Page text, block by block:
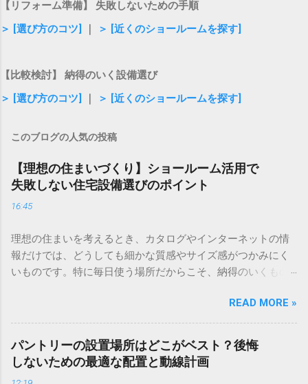
【リフォーム準備】 失敗しないための手順
＞ [選び方のコツ]
＞ [近くのショールームを探す]
【比較検討】 納得のいく設備選び
＞ [選び方のコツ]
＞ [近くのショールームを探す]
このブログの人気の投稿
【理想の住まいづくり】ショールーム活用で
失敗しない住宅設備選びのポイント
16:45
理想の住まいを考えるとき、カタログやインターネットの情
報だけでは、どうしても細かな質感やサイズ感がつかみにく
いものです。特に毎日使う場所だからこそ、納得のいくもの
て、触れて確かめられるショールームです。 全国に展開する
ショールームでは、専任のアドバイザーがあなたの暮らしに
合わせたプランを丁寧に提案してくれます。事前の予約で待
ち時間もなく、じっくりと相談できるため、今の住まいのお
悩み解決にもつながります。 ＞ [お近くのショールームを検
READ MORE »
パントリーの設置場所はどこがベスト？後悔
しないための最適な配置と動線計画